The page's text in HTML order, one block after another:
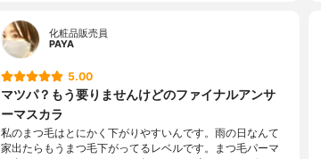
化粧品販売員
PAYA
5.00
マツパ？もう要りませんけどのファイナルアンサ
ーマスカラ
私のまつ毛はとにかく下がりやすいんです。雨の日なんて
家出たらもうまつ毛下がってるレベルです。まつ毛パーマ